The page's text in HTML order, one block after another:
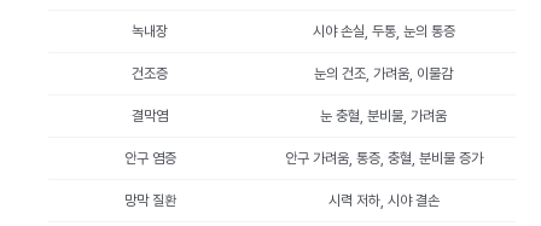
녹내장 시야 손실, 두통, 눈의 통증
건조증 눈의 건조, 가려움, 이물감
결막염 눈 충혈, 분비물, 가려움
안구 염증 안구 가려움, 통증, 충혈, 분비물 증가
망막 질환 시력 저하, 시야 결손